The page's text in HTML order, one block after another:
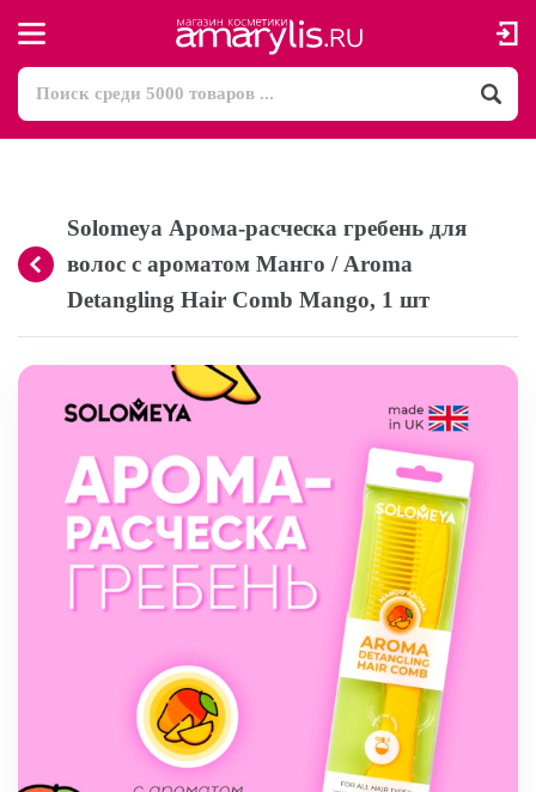
Solomeya Арома-расческа гребень для
волос с ароматом Манго / Aroma
Detangling Hair Comb Mango, 1 шт